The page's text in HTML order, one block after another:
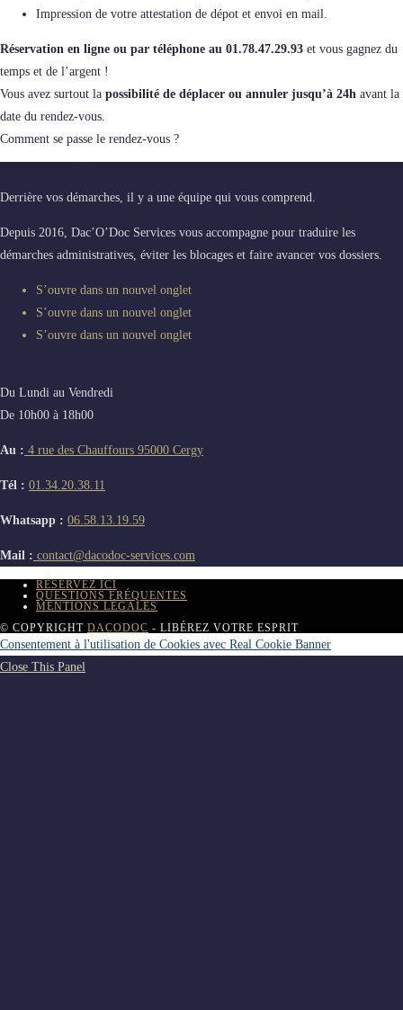
Impression de votre attestation de dépot et envoi en mail.
Réservation en ligne ou par téléphone au 01.78.47.29.93 et vous gagnez du
temps et de l’argent !
Vous avez surtout la possibilité de déplacer ou annuler jusqu’à 24h avant la
date du rendez-vous.
Comment se passe le rendez-vous ?
Derrière vos démarches, il y a une équipe qui vous comprend.
Depuis 2016, Dac’O’Doc Services vous accompagne pour traduire les
démarches administratives, éviter les blocages et faire avancer vos dossiers.
S’ouvre dans un nouvel onglet
S’ouvre dans un nouvel onglet
S’ouvre dans un nouvel onglet
Du Lundi au Vendredi
De 10h00 à 18h00
Au : 4 rue des Chauffours 95000 Cergy
Tél : 01.34.20.38.11
Whatsapp : 06.58.13.19.59
Mail : contact@dacodoc-services.com
RÉSERVEZ ICI
QUESTIONS FRÉQUENTES
MENTIONS LÉGALES
© COPYRIGHT DACODOC - LIBÉREZ VOTRE ESPRIT
Consentement à l'utilisation de Cookies avec Real Cookie Banner
Close This Panel